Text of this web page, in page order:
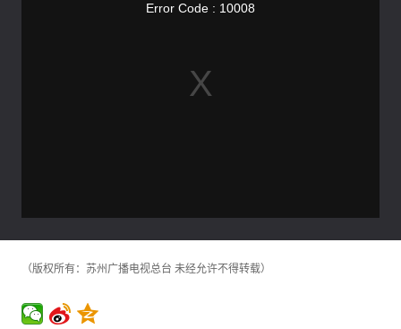
Error Code : 10008
（版权所有：苏州广播电视总台 未经允许不得转载）